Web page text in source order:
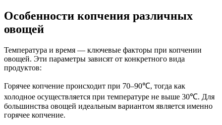
Особенности копчения различных
овощей
Температура и время — ключевые факторы при копчении
овощей. Эти параметры зависят от конкретного вида
продуктов:
Горячее копчение происходит при 70–90℃, тогда как
холодное осуществляется при температуре не выше 30℃. Для
большинства овощей идеальным вариантом является именно
горячее копчение.